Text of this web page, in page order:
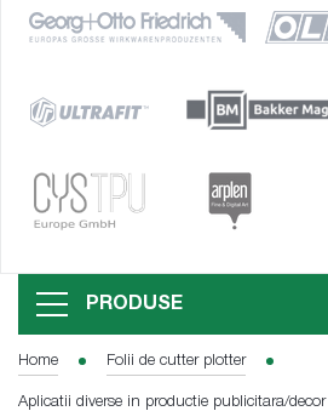
PRODUSE
Home Folii de cutter plotter
Aplicatii diverse in productie publicitara/decor